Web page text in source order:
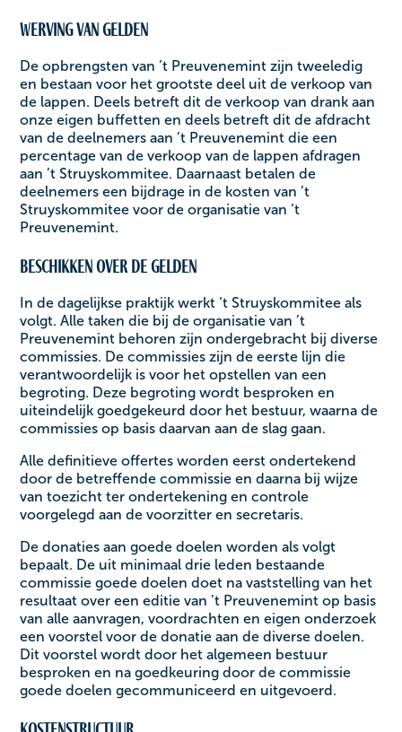
Werving van gelden
De opbrengsten van ’t Preuvenemint zijn tweeledig
en bestaan voor het grootste deel uit de verkoop van
de lappen. Deels betreft dit de verkoop van drank aan
onze eigen buffetten en deels betreft dit de afdracht
van de deelnemers aan ’t Preuvenemint die een
percentage van de verkoop van de lappen afdragen
aan ’t Struyskommitee. Daarnaast betalen de
deelnemers een bijdrage in de kosten van ’t
Struyskommitee voor de organisatie van ’t
Preuvenemint. ‍
Beschikken over de gelden
In de dagelijkse praktijk werkt ‘t Struyskommitee als
volgt. Alle taken die bij de organisatie van ’t
Preuvenemint behoren zijn ondergebracht bij diverse
commissies. De commissies zijn de eerste lijn die
verantwoordelijk is voor het opstellen van een
begroting. Deze begroting wordt besproken en
uiteindelijk goedgekeurd door het bestuur, waarna de
commissies op basis daarvan aan de slag gaan. ‍
Alle definitieve offertes worden eerst ondertekend
door de betreffende commissie en daarna bij wijze
van toezicht ter ondertekening en controle
voorgelegd aan de voorzitter en secretaris. ‍
De donaties aan goede doelen worden als volgt
bepaalt. De uit minimaal drie leden bestaande
commissie goede doelen doet na vaststelling van het
resultaat over een editie van ’t Preuvenemint op basis
van alle aanvragen, voordrachten en eigen onderzoek
een voorstel voor de donatie aan de diverse doelen.
Dit voorstel wordt door het algemeen bestuur
besproken en na goedkeuring door de commissie
goede doelen gecommuniceerd en uitgevoerd. ‍